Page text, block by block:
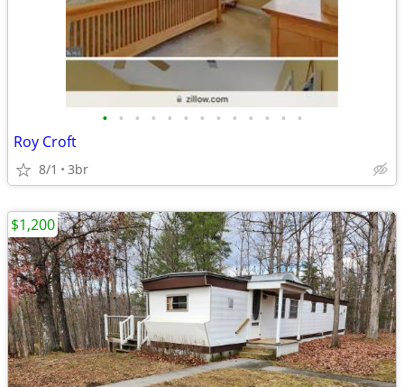
• • • • • • • • • • • • •
Roy Croft
8/1 3br
$1,200